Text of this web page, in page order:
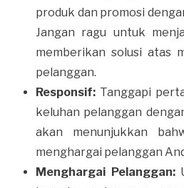
produk dan promosi
Jangan ragu untuk
memberikan solusi atas
pelanggan.
Responsif: Tanggapi
keluhan pelanggan
akan menunjukkan
menghargai pelanggan
Menghargai Pelanggan: